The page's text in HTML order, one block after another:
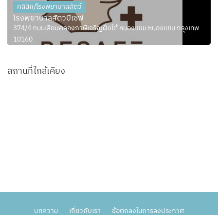
คลินิก/โรงพยาบาลสัตว์
โรงพยาบาลสัตว์บีเซฟ
374/4 ถนนเลียบคลองภาษีเจริญฝั่งใต้ หนองแขม หนองแขม กรุงเทพ
10160
สถานที่ใกล้เคียง
บทความ เกี่ยวกับเรา ข้อตกลงในการลงประกาศ